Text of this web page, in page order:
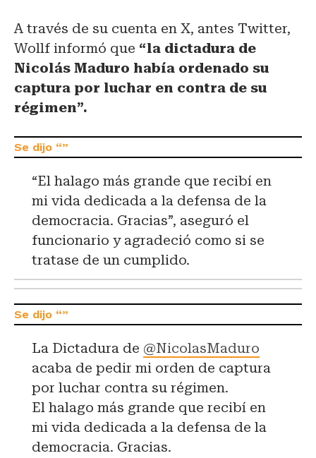
A través de su cuenta en X, antes Twitter,
Wollf informó que “la dictadura de
Nicolás Maduro había ordenado su
captura por luchar en contra de su
régimen”.
“El halago más grande que recibí en
mi vida dedicada a la defensa de la
democracia. Gracias”, aseguró el
funcionario y agradeció como si se
tratase de un cumplido.
La Dictadura de @NicolasMaduro
acaba de pedir mi orden de captura
por luchar contra su régimen.
El halago más grande que recibí en
mi vida dedicada a la defensa de la
democracia. Gracias.